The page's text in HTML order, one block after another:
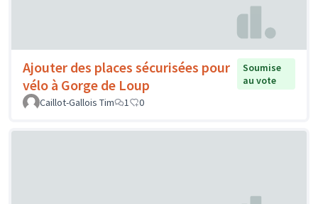
Ajouter des places sécurisées pour
vélo à Gorge de Loup
Soumise
au vote
Caillot-Gallois Tim
1 0